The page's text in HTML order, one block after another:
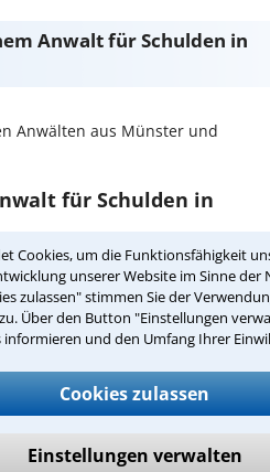
Cookies, um die Funktionsfähigkeit
unserer Website im Sinne der
zulassen" stimmen Sie der
Über den Button "Einstellungen
informieren und den Umfang Ihrer
Cookies zulassen
Einstellungen verwalten
Anwalt für Schulden in
Anwälten aus Münster und
für Schulden in
auswählen
einen Beratungstermin
unser Kontaktformular einen
aus.